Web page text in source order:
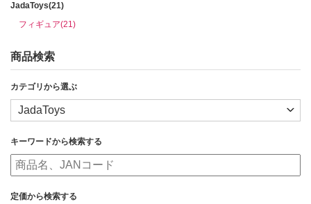
JadaToys(21)
フィギュア(21)
商品検索
カテゴリから選ぶ
キーワードから検索する
定価から検索する